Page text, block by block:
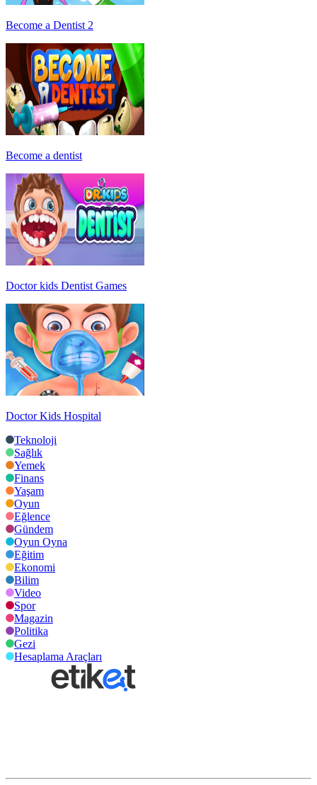
Become a Dentist 2
Become a dentist
Doctor kids Dentist Games
Doctor Kids Hospital
Teknoloji
Sağlık
Yemek
Finans
Yaşam
Oyun
Eğlence
Gündem
Oyun Oyna
Eğitim
Ekonomi
Bilim
Video
Spor
Magazin
Politika
Gezi
Hesaplama Araçları